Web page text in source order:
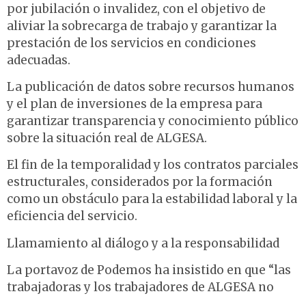
por jubilación o invalidez, con el objetivo de
aliviar la sobrecarga de trabajo y garantizar la
prestación de los servicios en condiciones
adecuadas.
La publicación de datos sobre recursos humanos
y el plan de inversiones de la empresa para
garantizar transparencia y conocimiento público
sobre la situación real de ALGESA.
El fin de la temporalidad y los contratos parciales
estructurales, considerados por la formación
como un obstáculo para la estabilidad laboral y la
eficiencia del servicio.
Llamamiento al diálogo y a la responsabilidad
La portavoz de Podemos ha insistido en que “las
trabajadoras y los trabajadores de ALGESA no